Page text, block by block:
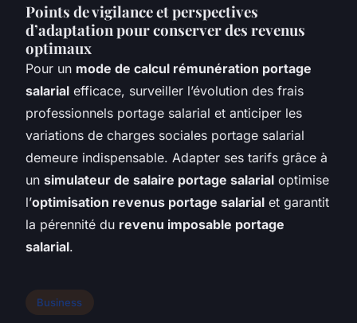
Points de vigilance et perspectives
d’adaptation pour conserver des revenus
optimaux
Pour un mode de calcul rémunération portage
salarial efficace, surveiller l’évolution des frais
professionnels portage salarial et anticiper les
variations de charges sociales portage salarial
demeure indispensable. Adapter ses tarifs grâce à
un simulateur de salaire portage salarial optimise
l’optimisation revenus portage salarial et garantit
la pérennité du revenu imposable portage
salarial.
Business